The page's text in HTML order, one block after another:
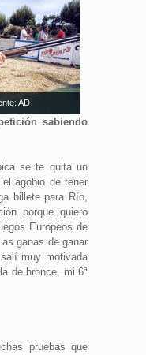
AD
sabiendo
se te quita un
agobio de tener
billete para Río,
porque quiero
Europeos de
ganas de ganar
muy motivada
de bronce, mi 6ª
pruebas que